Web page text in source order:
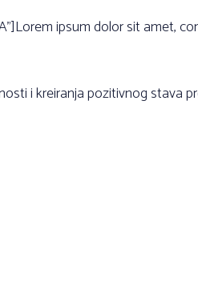
ipsum dolor sit amet,
i kreiranja pozitivnog stava